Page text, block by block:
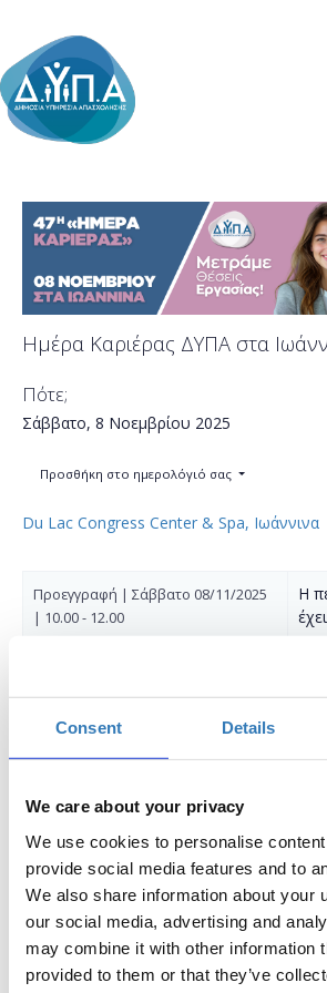
Consent Details
We care about your privacy
We use cookies to personalise
provide social media features and to
We also share information about your
our social media, advertising and
may combine it with other information
provided to them or that they’ve
Ημέρα Καριέρας ΔΥΠΑ στα
Πότε;
Σάββατο, 8 Νοεμβρίου 2025
Προσθήκη στο ημερολόγιό σας
Du Lac Congress Center & Spa, Ιωάννινα
Προεγγραφή | Σάββατο 08/11/2025
| 10.00 - 12.00
Η
Η
Προεγγραφή | Σάββατο 08/11/2025
| 14.00 - 16.00
Η
Προεγγραφή | Σάββατο 08/11/2025